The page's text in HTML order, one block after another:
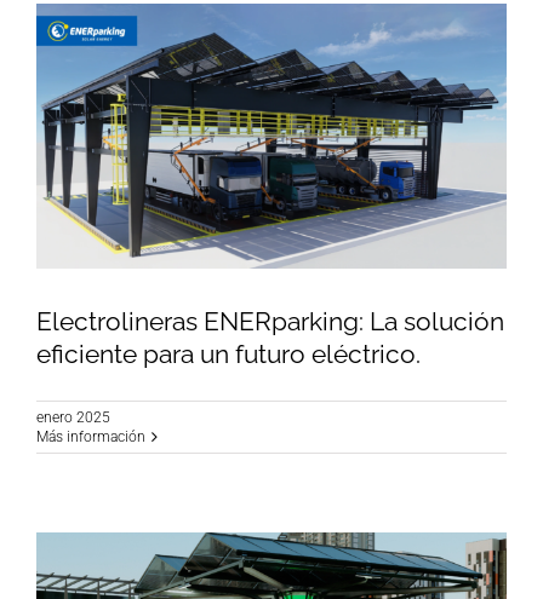
Electrolineras ENERparking: La solución
eficiente para un futuro eléctrico.
Electrolineras ENERparking: La solución
eficiente para un futuro eléctrico.
enero 2025
Más información